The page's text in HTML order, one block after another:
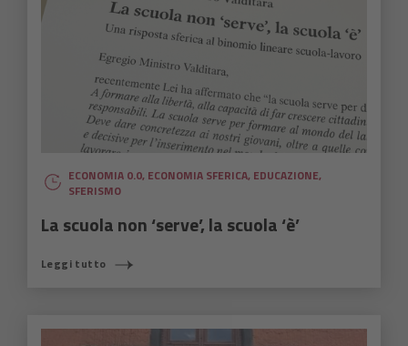
ECONOMIA 0.0, ECONOMIA SFERICA, EDUCAZIONE,
SFERISMO
La scuola non ‘serve’, la scuola ‘è’
Leggi tutto